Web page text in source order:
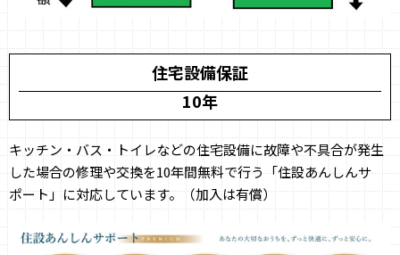
住宅設備保証
10年
キッチン・バス・トイレなどの住宅設備に故障や不具合が発生
した場合の修理や交換を10年間無料で行う「住設あんしんサ
ポート」に対応しています。（加入は有償）